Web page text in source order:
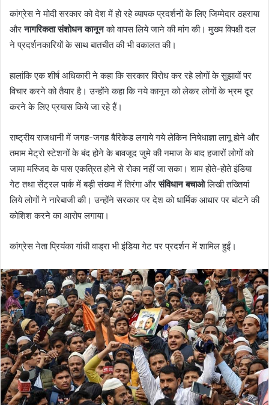
कांग्रेस ने मोदी सरकार को देश में हो रहे व्यापक प्रदर्शनों के लिए जिम्मेदार ठहराया
औरनागरिकता संशोधन कानूनको वापस लिये जाने की मांग की। मुख्य विपक्षी दल
ने प्रदर्शनकारियों के साथ बातचीत की भी वकालत की।
हालांकि एक शीर्ष अधिकारी ने कहा कि सरकार विरोध कर रहे लोगों के सुझावों पर
विचार करने को तैयार है। उन्होंने कहा कि नये कानून को लेकर लोगों के भ्रम दूर
करने के लिए प्रयास किये जा रहे हैं।
राष्ट्रीय राजधानी में जगह-जगह बैरिकेड लगाये गये लेकिन निषेधाज्ञा लागू होने और
तमाम मेट्रो स्टेशनों के बंद होने के बावजूद जुमे की नमाज के बाद हजारों लोगों को
जामा मस्जिद के पास एकत्रित होने से रोका नहीं जा सका। शाम होते-होते इंडिया
गेट तथा सेंट्रल पार्क में बड़ी संख्या में तिरंगा औरसंविधान बचाओलिखी तख्तियां
लिये लोगों ने नारेबाजी की। उन्होंने सरकार पर देश को धार्मिक आधार पर बांटने की
कोशिश करने का आरोप लगाया।
कांग्रेस नेता प्रियंका गांधी वाड्रा भी इंडिया गेट पर प्रदर्शन में शामिल हुईं।